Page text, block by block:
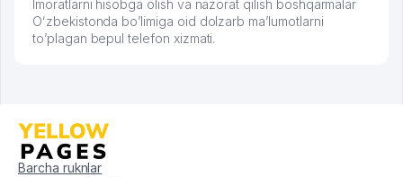
Imoratlarni hisobga olish va nazorat qilish boshqarmalar
Oʻzbekistonda bo’limiga oid dolzarb ma’lumotlarni
to’plagan bepul telefon xizmati.
Barcha ruknlar